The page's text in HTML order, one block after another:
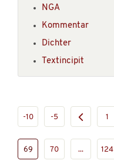
NGA
Kommentar
Dichter
Textincipit
-10 -5 1
69 70 ... 124